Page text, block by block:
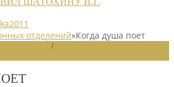
отделений»Когда душа поет
/